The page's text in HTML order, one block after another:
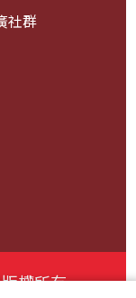
社群
權所有